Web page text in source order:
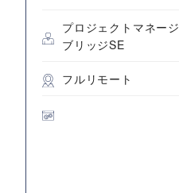
プロジェクトマネー
ブリッジSE
フルリモート